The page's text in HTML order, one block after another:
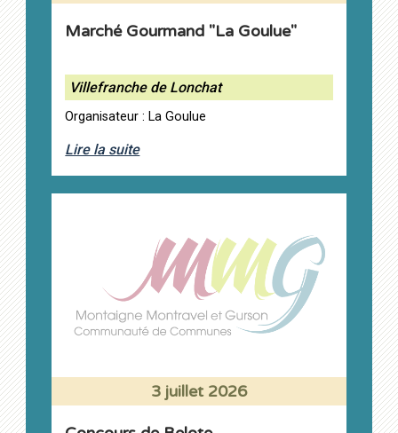
Marché Gourmand "La Goulue"
Villefranche de Lonchat
Organisateur : La Goulue
Lire la suite
3 juillet 2026